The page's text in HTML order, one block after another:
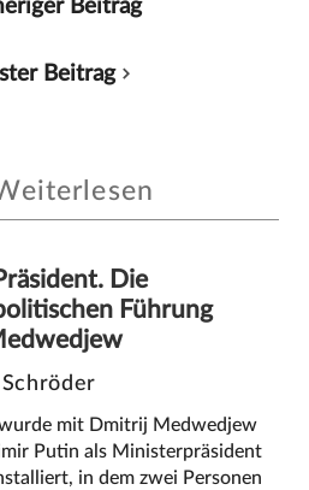
Beitrag
Beitrag
Die
Führung
mit Dmitrij Medwedjew
Putin als Ministerpräsident
in dem zwei Personen